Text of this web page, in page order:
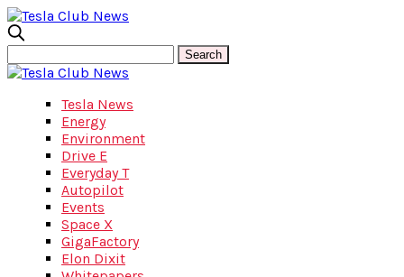
Tesla News
Energy
Environment
Drive E
Everyday T
Autopilot
Events
Space X
GigaFactory
Elon Dixit